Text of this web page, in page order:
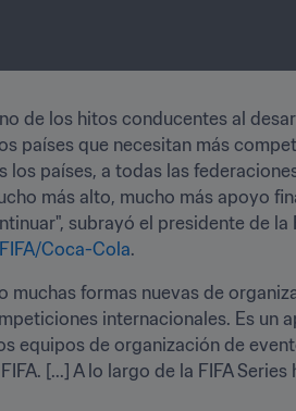
de los hitos conducentes al
países que necesitan más
países, a todas las
más alto, mucho más apoyo
subrayó el presidente de la
Coca-Cola.
muchas formas nuevas de
internacionales. Es un
equipos de organización de
[...] A lo largo de la FIFA